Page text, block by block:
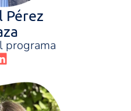
Pérez
programa